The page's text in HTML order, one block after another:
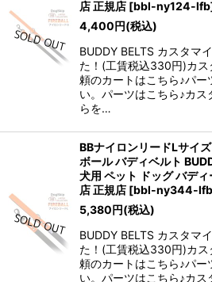
店 正規店 [bbl-ny124-lfb
4,400円(税込)
BUDDY BELTS カスタマ
た！(工賃税込330円)カス
頼のカートはこちら♪パー
い。パーツはこちら♪カ
らを…
BBナイロンリードLサイ
ボール バディベルト
犬用 ペット ドッグ バデ
店 正規店 [bbl-ny344-lfb
5,380円(税込)
BUDDY BELTS カスタマ
た！(工賃税込330円)カス
頼のカートはこちら♪パー
い。パーツはこちら♪カ